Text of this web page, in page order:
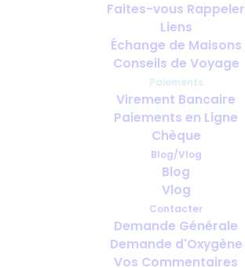
Faites-vous Rappeler
Liens
Échange de Maisons
Conseils de Voyage
Paiements
Virement Bancaire
Paiements en Ligne
Chèque
Blog/Vlog
Blog
Vlog
Contacter
Demande Générale
Demande d'Oxygène
Vos Commentaires
Paiements en Ligne